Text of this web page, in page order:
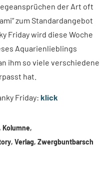
der Art oft
zum Standardangebot
Friday wird diese Woche
Aquarienlieblings
ihm so viele verschiedene
hat.
Friday: klick
, Kolumne,
, Verlag, Zwergbuntbarsch